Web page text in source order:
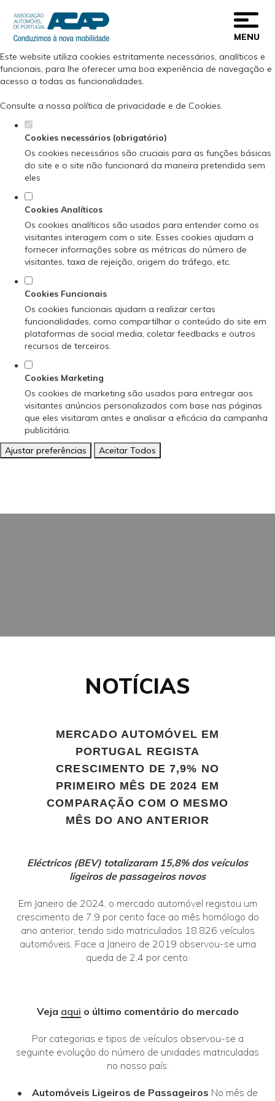
Defina as suas preferências de cookies
para este website.
Este website utiliza cookies estritamente necessários, analíticos e
funcionais, para lhe oferecer uma boa experiência de navegação e
acesso a todas as funcionalidades.
Consulte a nossa política de privacidade e de Cookies.
Cookies necessários (obrigatório)
Os cookies necessários são cruciais para as funções básicas
do site e o site não funcionará da maneira pretendida sem
eles
Cookies Analíticos
Os cookies analíticos são usados para entender como os
visitantes interagem com o site. Esses cookies ajudam a
fornecer informações sobre as métricas do número de
visitantes, taxa de rejeição, origem do tráfego, etc.
Cookies Funcionais
Os cookies funcionais ajudam a realizar certas
funcionalidades, como compartilhar o conteúdo do site em
plataformas de social media, coletar feedbacks e outros
recursos de terceiros.
Cookies Marketing
Os cookies de marketing são usados para entregar aos
visitantes anúncios personalizados com base nas páginas
que eles visitaram antes e analisar a eficácia da campanha
publicitária.
Ajustar preferências
Aceitar Todos
MENU
NOTÍCIAS
MERCADO AUTOMÓVEL EM
PORTUGAL REGISTA
CRESCIMENTO DE 7,9% NO
PRIMEIRO MÊS DE 2024 EM
COMPARAÇÃO COM O MESMO
MÊS DO ANO ANTERIOR
Eléctricos (BEV) totalizaram 15,8% dos veículos
ligeiros de passageiros novos
Em Janeiro de 2024, o mercado automóvel registou um
crescimento de 7,9 por cento face ao mês homólogo do
ano anterior, tendo sido matriculados 18.826 veículos
automóveis. Face a Janeiro de 2019 observou-se uma
queda de 2,4 por cento.
Veja aqui o último comentário do mercado
Por categorias e tipos de veículos observou-se a
seguinte evolução do número de unidades matriculadas
no nosso país:
• Automóveis Ligeiros de Passageiros No mês de